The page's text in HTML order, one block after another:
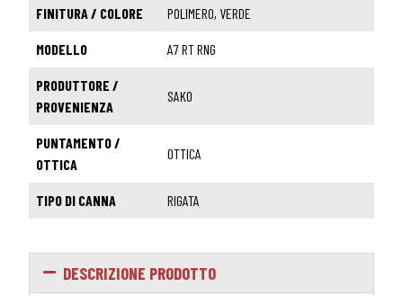
FINITURA / COLORE POLIMERO, VERDE
MODELLO A7 RT RNG
PRODUTTORE /
PROVENIENZA
SAKO
PUNTAMENTO /
OTTICA
OTTICA
TIPO DI CANNA RIGATA
DESCRIZIONE PRODOTTO